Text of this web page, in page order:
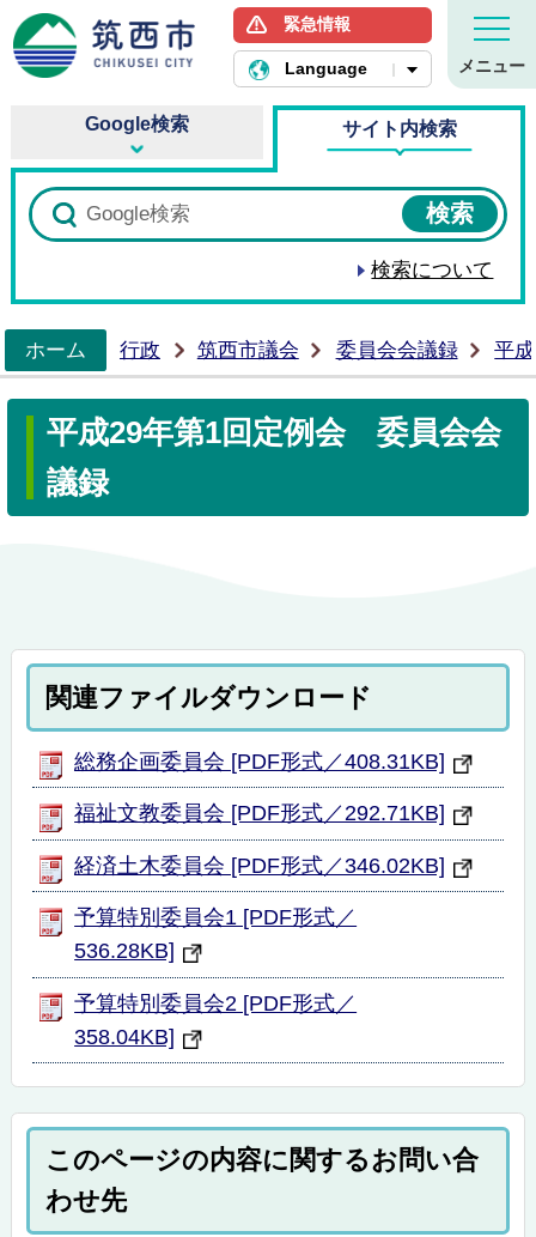
筑西市ホームページ
緊急情報
Language メニュー
Google検索 サイト内検索
検索について
ホーム
行政 筑西市議会 委員会会議録 平
平成29年第1回定例会 委員会会
議録
関連ファイルダウンロード
総務企画委員会 [PDF形式／408.31KB]
福祉文教委員会 [PDF形式／292.71KB]
経済土木委員会 [PDF形式／346.02KB]
予算特別委員会1 [PDF形式／
536.28KB]
予算特別委員会2 [PDF形式／
358.04KB]
このページの内容に関するお問い合
わせ先